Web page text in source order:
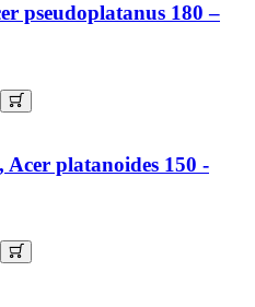
pseudoplatanus 180 –
platanoides 150 -